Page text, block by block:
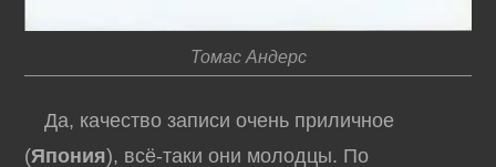
Томас Андерс
Да, качество записи очень приличное
(Япония), всё-таки они молодцы. По